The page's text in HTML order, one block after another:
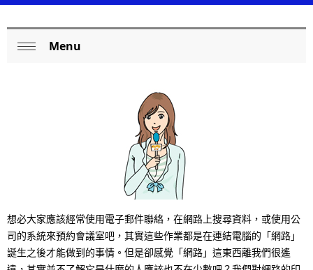
g
al
e
s
v
i
Menu
想必大家應該經常使用電子郵件聯絡，在網路上搜尋資料，或使用公
司的系統來預約會議室吧，其實這些作業都是在連結電腦的「網路」
誕生之後才能做到的事情。但是卻感覺「網路」這東西離我們很遙